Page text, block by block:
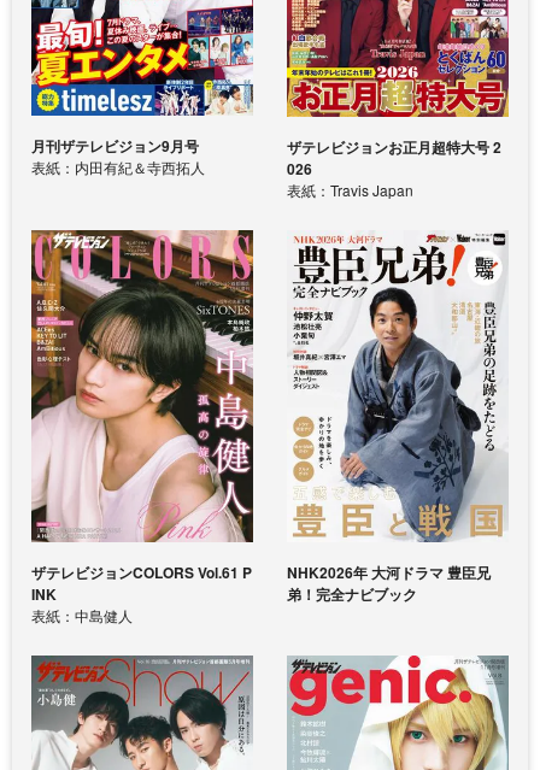
月刊ザテレビジョン9月号
表紙：内田有紀＆寺西拓人
ザテレビジョンお正月超特大号 2
026
表紙：Travis Japan
ザテレビジョンCOLORS Vol.61 P
INK
表紙：中島健人
NHK2026年 大河ドラマ 豊臣兄
弟！完全ナビブック